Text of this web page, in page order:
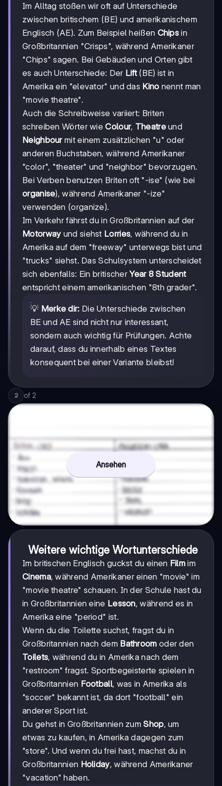
Im Alltag stoßen wir oft auf Unterschiede
zwischen britischem (BE) und amerikanischem
Englisch (AE). Zum Beispiel heißen Chips in
Großbritannien "Crisps", während Amerikaner
"Chips" sagen. Bei Gebäuden und Orten gibt
es auch Unterschiede: Der Lift(BE) ist in
Amerika ein "elevator" und das Kino nennt man
"movie theatre".
Auch die Schreibweise variiert: Briten
schreiben Wörter wieColour, Theatreund
Neighbourmit einem zusätzlichen "u" oder
anderen Buchstaben, während Amerikaner
"color", "theater" und "neighbor" bevorzugen.
Bei Verben benutzen Briten oft "-ise" (wie bei
organise), während Amerikaner "-ize"
verwenden (organize).
Im Verkehr fährst du in Großbritannien auf der
Motorway und siehst Lorries, während du in
Amerika auf dem "freeway" unterwegs bist und
"trucks" siehst. Das Schulsystem unterscheidet
sich ebenfalls: Ein britischerYear 8 Student
entspricht einem amerikanischen "8th grader".
💡 Merke dir: Die Unterschiede zwischen
BE und AE sind nicht nur interessant,
sondern auch wichtig für Prüfungen. Achte
darauf, dass du innerhalb eines Textes
konsequent bei einer Variante bleibst!
2 of 2
Ansehen
Weitere wichtige Wortunterschiede
Im britischen Englisch guckst du einen Filmim
Cinema, während Amerikaner einen "movie" im
"movie theatre" schauen. In der Schule hast du
in Großbritannien eine Lesson, während es in
Amerika eine "period" ist.
Wenn du die Toilette suchst, fragst du in
Großbritannien nach dem Bathroom oder den
Toilets, während du in Amerika nach dem
"restroom" fragst. Sportbegeisterte spielen in
Großbritannien Football, was in Amerika als
"soccer" bekannt ist, da dort "football" ein
anderer Sport ist.
Du gehst in Großbritannien zumShop, um
etwas zu kaufen, in Amerika dagegen zum
"store". Und wenn du frei hast, machst du in
Großbritannien Holiday, während Amerikaner
"vacation" haben.